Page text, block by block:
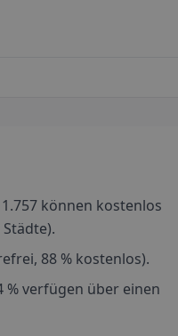
können kostenlos
88 % kostenlos).
% verfügen über einen